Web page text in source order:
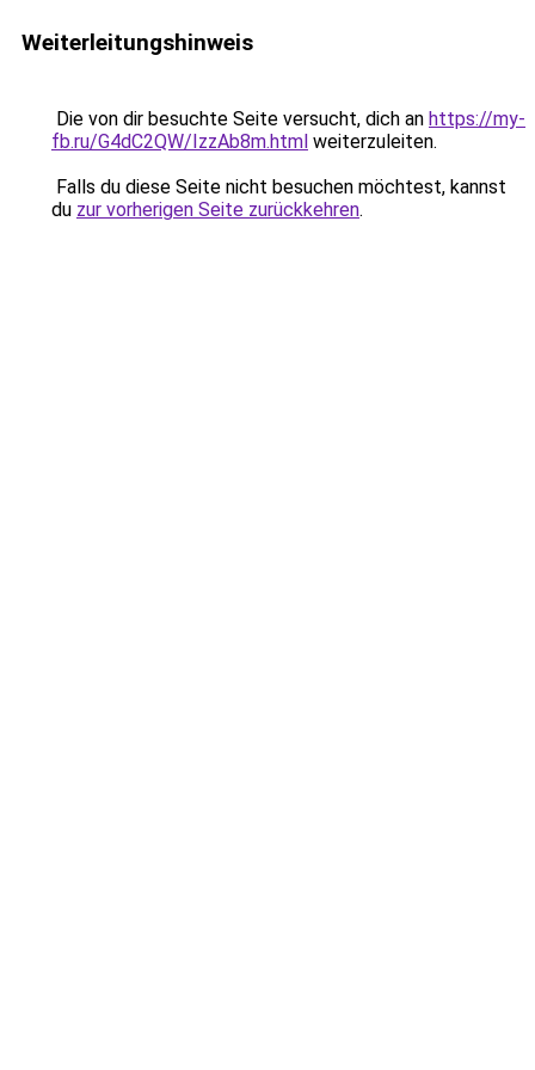
Weiterleitungshinweis
Die von dir besuchte Seite versucht, dich an https://my-
fb.ru/G4dC2QW/IzzAb8m.html weiterzuleiten.
Falls du diese Seite nicht besuchen möchtest, kannst
du zur vorherigen Seite zurückkehren.